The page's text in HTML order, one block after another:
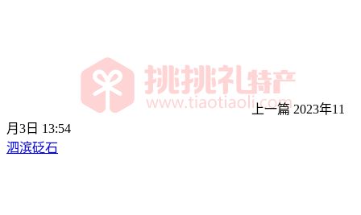
上一篇 2023年11
月3日 13:54
泗滨砭石